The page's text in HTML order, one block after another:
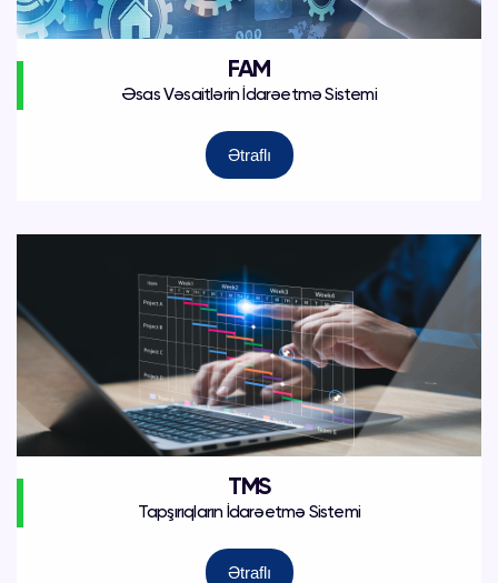
FAM
Əsas Vəsaitlərin İdarəetmə Sistemi
Ətraflı
TMS
Tapşırıqların İdarəetmə Sistemi
Ətraflı